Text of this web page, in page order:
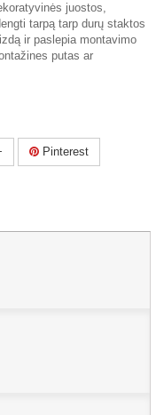
juostos,
tarpą tarp durų staktos
ir paslepia montavimo
putas ar
Pinterest